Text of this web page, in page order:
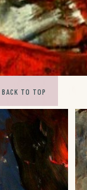
BACK TO TOP